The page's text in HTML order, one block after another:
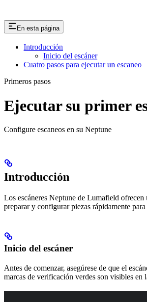
En esta página
Introducción
Inicio del escáner
Cuatro pasos para ejecutar un escaneo
Primeros pasos
Ejecutar su primer
Configure escaneos en su Neptune
Introducción
Los escáneres Neptune de Lumafield
preparar y configurar piezas rápidamente
Inicio del escáner
Antes de comenzar, asegúrese de que el
marcas de verificación verdes son visibles en